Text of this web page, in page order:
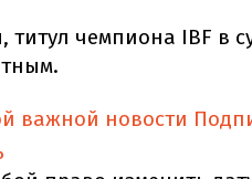
титул чемпиона IBF в
важной новости